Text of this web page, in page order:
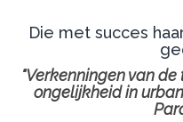
Die met succes
"Verkenningen van
ongelijkheid in